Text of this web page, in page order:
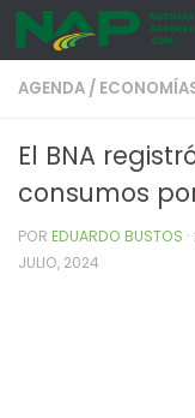
Skip to content
AGENDA /
El BNA
consumos
POR EDUARDO BUSTOS
JULIO, 2024